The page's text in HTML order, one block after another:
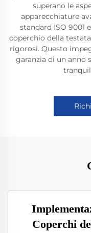
superano le
apparecchiature
standard ISO 9001
coperchio della
rigorosi. Questo
garanzia di un
Coperchi